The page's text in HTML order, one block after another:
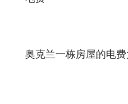
奥克兰一栋房屋的电费